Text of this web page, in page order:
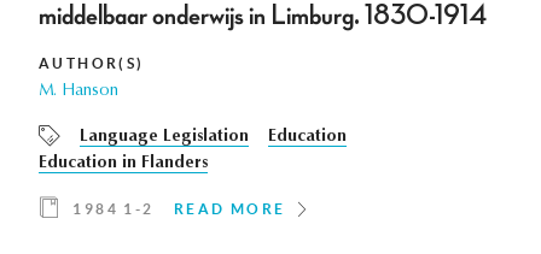
middelbaar onderwijs in Limburg. 1830-1914
AUTHOR(S)
M. Hanson
Language Legislation
Education
Education in Flanders
1984 1-2 READ MORE